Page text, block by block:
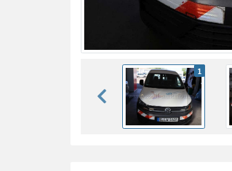
zurück blättern
1